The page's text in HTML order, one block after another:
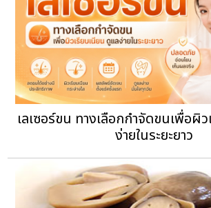
เลเซอร์ขน ทางเลือกกำจัดขนเพื่อผิ
ง่ายในระยะยาว